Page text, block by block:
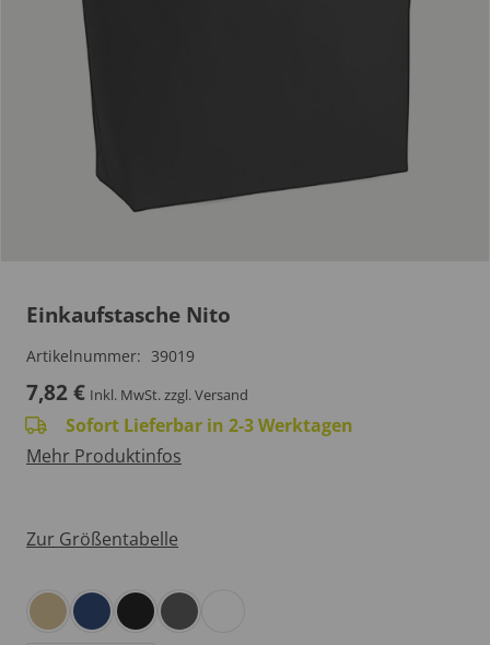
Einkaufstasche Nito
Artikelnummer: 39019
7,82€ Inkl. MwSt.zzgl. Versand
Sofort Lieferbar in 2-3 Werktagen
Mehr Produktinfos
Zur Größentabelle